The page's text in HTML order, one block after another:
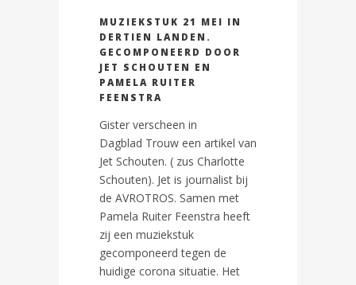
MUZIEKSTUK 21 MEI IN
DERTIEN LANDEN.
GECOMPONEERD DOOR
JET SCHOUTEN EN
PAMELA RUITER
FEENSTRA
Gister verscheen in
Dagblad Trouw een artikel van
Jet Schouten. ( zus Charlotte
Schouten). Jet is journalist bij
de AVROTROS. Samen met
Pamela Ruiter Feenstra heeft
zij een muziekstuk
gecomponeerd tegen de
huidige corona situatie. Het